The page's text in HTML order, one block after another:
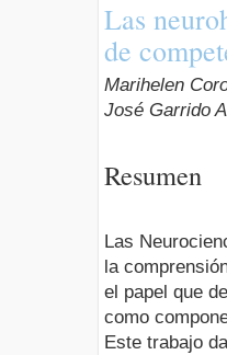
Las
de
Marihelen
José Garrido
Resumen
Las
la
el papel que
como
Este trabajo